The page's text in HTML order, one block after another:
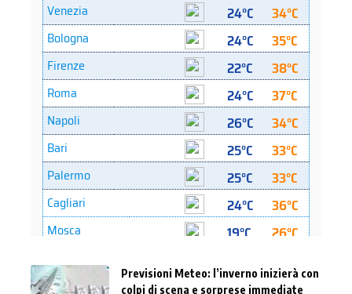
Previsioni Meteo: l’inverno inizierà con
colpi di scena e sorprese immediate